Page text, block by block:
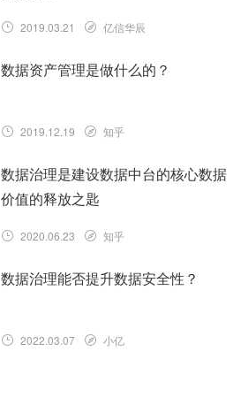
2019.03.21 亿信华辰
数据资产管理是做什么的？
2019.12.19 知乎
数据治理是建设数据中台的核心数据
价值的释放之匙
2020.06.23 知乎
数据治理能否提升数据安全性？
2022.03.07 小亿